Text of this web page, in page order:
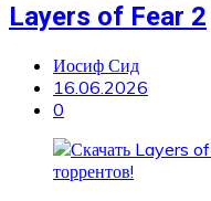
Layers of Fear 2
Иосиф Сид
16.06.2026
0